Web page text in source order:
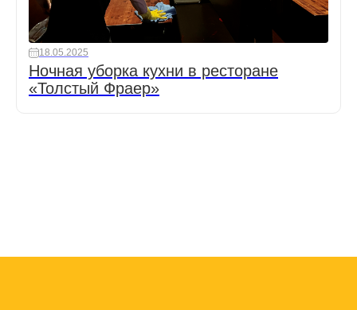
18.05.2025
Ночная уборка кухни в ресторане
«Толстый Фраер»